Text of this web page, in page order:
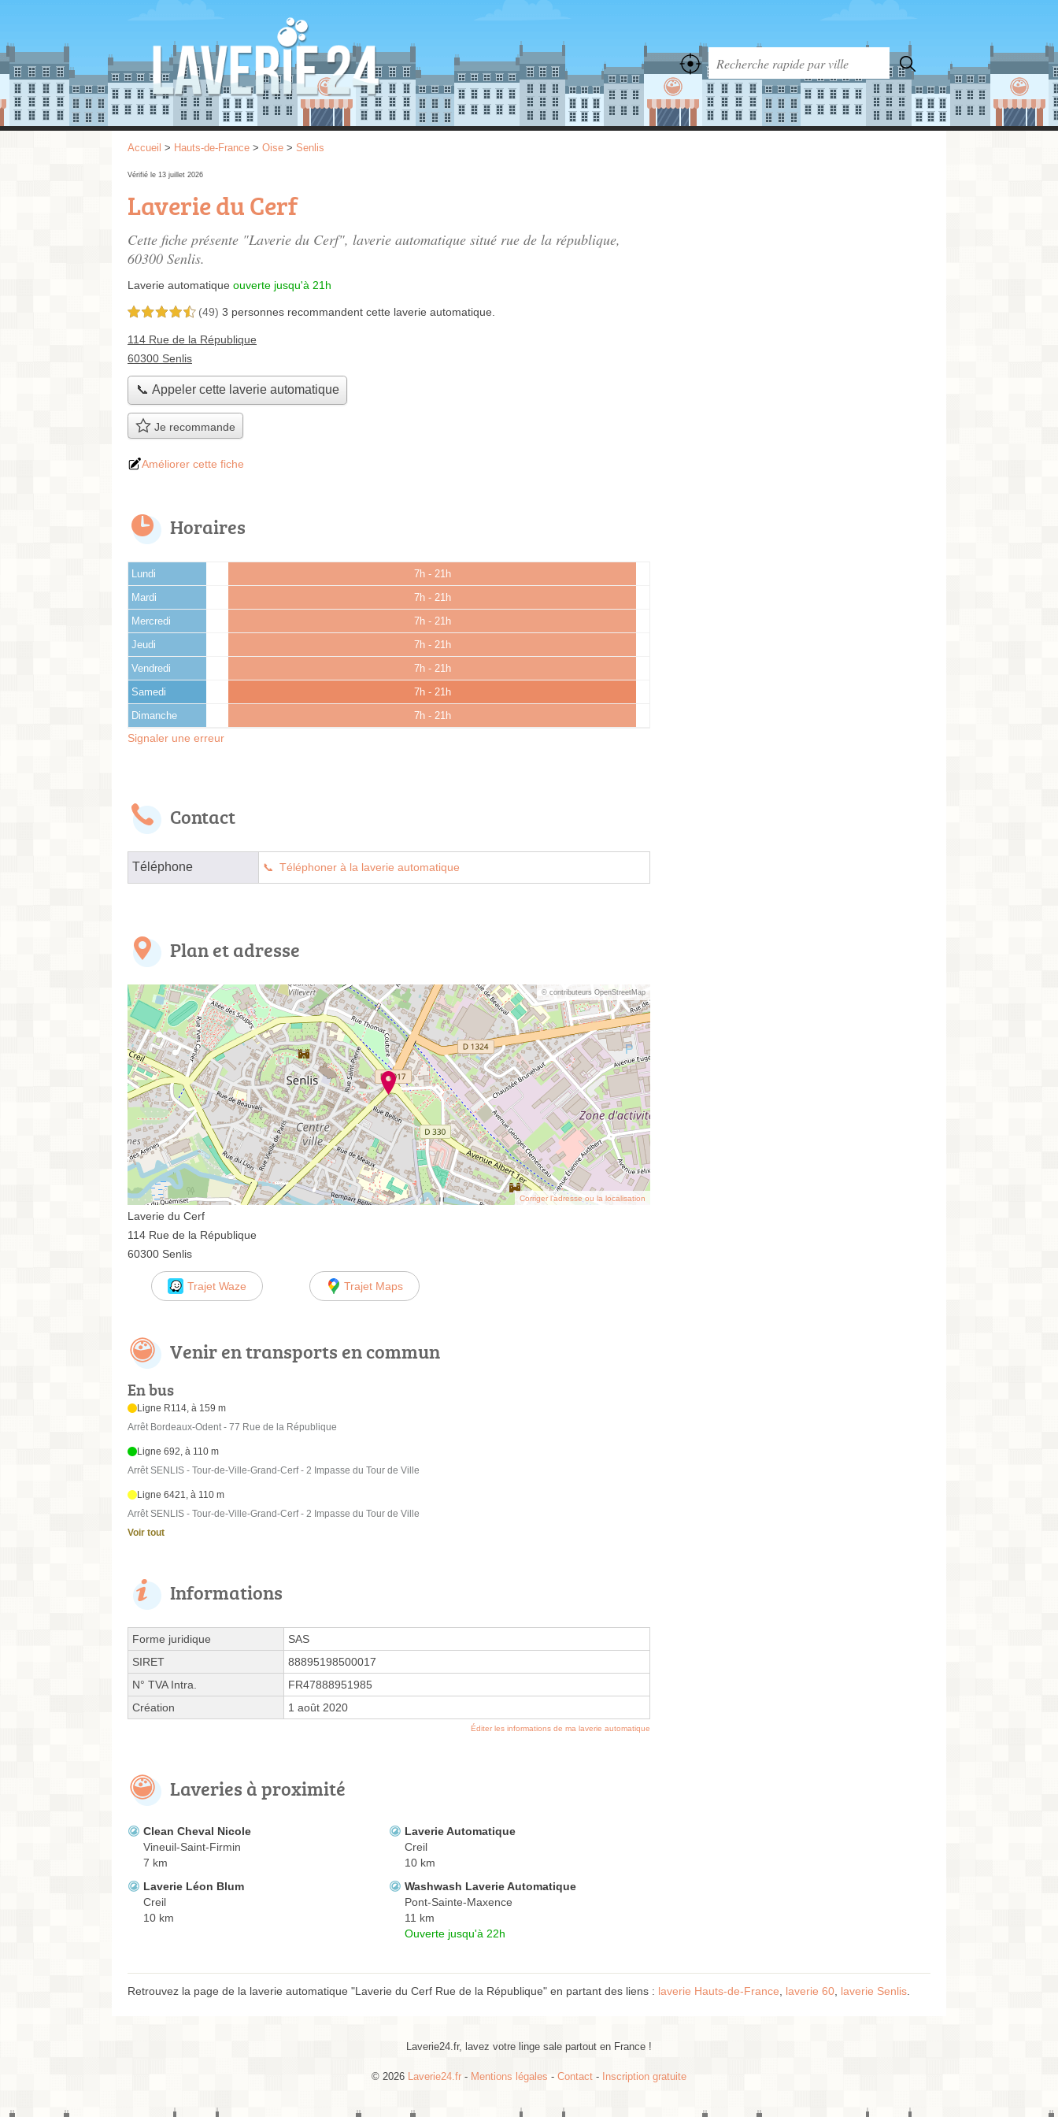
Accueil > Hauts-de-France > Oise > Senlis
Vérifié le 13 juillet 2026
Laverie du Cerf
Cette fiche présente "Laverie du Cerf", laverie automatique situé rue de la république,
60300 Senlis.
Laverie automatique ouverte jusqu'à 21h
4,5 étoiles sur 5 (49) 3 personnes recommandent cette laverie automatique.
114 Rue de la République
60300 Senlis
📞 Appeler cette laverie automatique
Je recommande
Améliorer cette fiche
Horaires
Lundi 7h - 21h
Mardi 7h - 21h
Mercredi 7h - 21h
Jeudi 7h - 21h
Vendredi 7h - 21h
Samedi 7h - 21h
Dimanche 7h - 21h
Signaler une erreur
Contact
Téléphone Téléphoner à la laverie automatique
Plan et adresse
© contributeurs OpenStreetMap
Corriger l’adresse ou la localisation
Laverie du Cerf
114 Rue de la République
60300 Senlis
Trajet Waze Trajet Maps
Venir en transports en commun
En bus
Ligne R114, à 159 m
Arrêt Bordeaux-Odent - 77 Rue de la République
Ligne 692, à 110 m
Arrêt SENLIS - Tour-de-Ville-Grand-Cerf - 2 Impasse du Tour de Ville
Ligne 6421, à 110 m
Arrêt SENLIS - Tour-de-Ville-Grand-Cerf - 2 Impasse du Tour de Ville
Voir tout
Informations
Forme juridique
SAS
SIRET
88895198500017
N° TVA Intra.
FR47888951985
Création
1 août 2020
Éditer les informations de ma laverie automatique
Laveries à proximité
Clean Cheval Nicole
Vineuil-Saint-Firmin
7 km
Laverie Automatique
Creil
10 km
Laverie Léon Blum
Creil
10 km
Washwash Laverie Automatique
Pont-Sainte-Maxence
11 km
Ouverte jusqu'à 22h
Retrouvez la page de la laverie automatique "Laverie du Cerf Rue de la République" en partant des liens : laverie Hauts-de-France, laverie 60, laverie Senlis.
Laverie24.fr, lavez votre linge sale partout en France !
© 2026 Laverie24.fr - Mentions légales - Contact - Inscription gratuite